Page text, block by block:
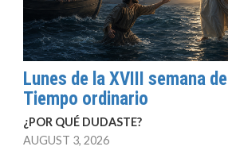
Lunes de la XVIII semana del
Tiempo ordinario
¿POR QUÉ DUDASTE?
AUGUST 3, 2026